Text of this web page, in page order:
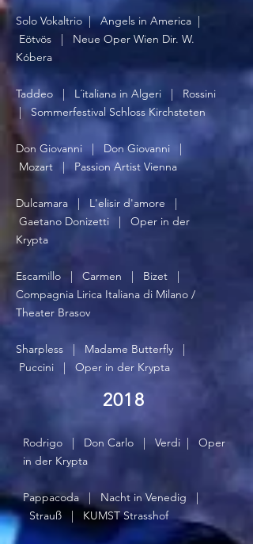
Rodrigo | Don Carlo | Verdi | Oper
in der Krypta
Pappacoda | Nacht in Venedig |
Strauß | KUMST Strasshof
2018
Solo Vokaltrio | Angels in America |
Eötvös | Neue Oper Wien Dir. W.
Kóbera
Taddeo | L´italiana in Algeri | Rossini
| Sommerfestival Schloss Kirchsteten
Don Giovanni | Don Giovanni |
Mozart | Passion Artist Vienna
Dulcamara | L'elisir d'amore |
Gaetano Donizetti | Oper in der
Krypta
Escamillo | Carmen | Bizet |
Compagnia Lirica Italiana di Milano /
Theater Brasov
Sharpless | Madame Butterfly |
Puccini | Oper in der Krypta